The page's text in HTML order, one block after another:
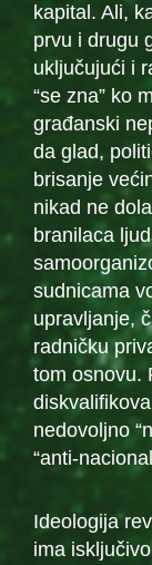
kapital. Ali,
prvu i drugu
uključujući i
“se zna” ko
građanski
da glad,
brisanje
nikad ne
branilaca
sudnicama
upravljanje,
radničku
tom osnovu.
nedovoljno
“anti-
Ideologija
ima